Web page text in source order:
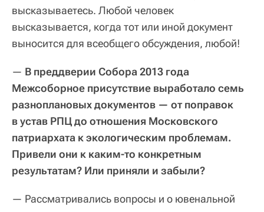
высказываетесь. Любой человек
высказывается, когда тот или иной документ
выносится для всеобщего обсуждения, любой!
— В преддверии Собора 2013 года
Межсоборное присутствие выработало семь
разноплановых документов — от поправок
в устав РПЦ до отношения Московского
патриархата к экологическим проблемам.
Привели они к каким-то конкретным
результатам? Или приняли и забыли?
— Рассматривались вопросы и о ювенальной